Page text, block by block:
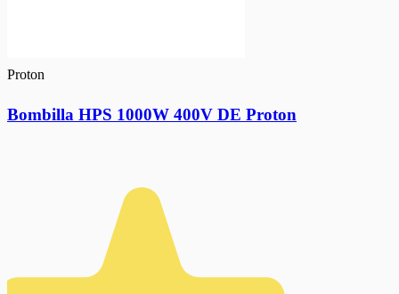
Proton
Bombilla HPS 1000W 400V DE Proton